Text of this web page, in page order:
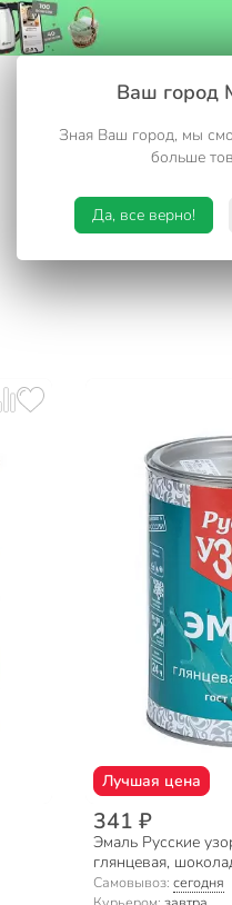
Ваш город
Зная Ваш город, мы
больше
Да, все верно!
САД И ОГОРОД
Лучшая цена
341 ₽
Эмаль Русские
глянцевая,
Самовывоз:сегодня